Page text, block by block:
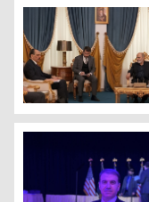
Türkiye Milli